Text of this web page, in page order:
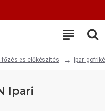
főzés és előkészítés Ipari
Ipari